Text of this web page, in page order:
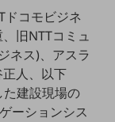
ドコモビジネ
旧NTTコミュ
ネス)、アスラ
正人、以下
建設現場の
ーションシス